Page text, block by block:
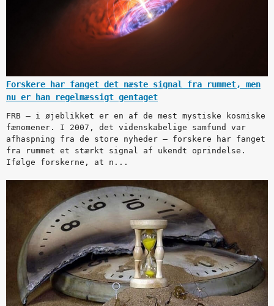
Forskere har fanget det næste signal fra rummet, men
nu er han regelmæssigt gentaget
FRB — i øjeblikket er en af de mest mystiske kosmiske
fænomener. I 2007, det videnskabelige samfund var
afhaspning fra de store nyheder — forskere har fanget
fra rummet et stærkt signal af ukendt oprindelse.
Ifølge forskerne, at n...